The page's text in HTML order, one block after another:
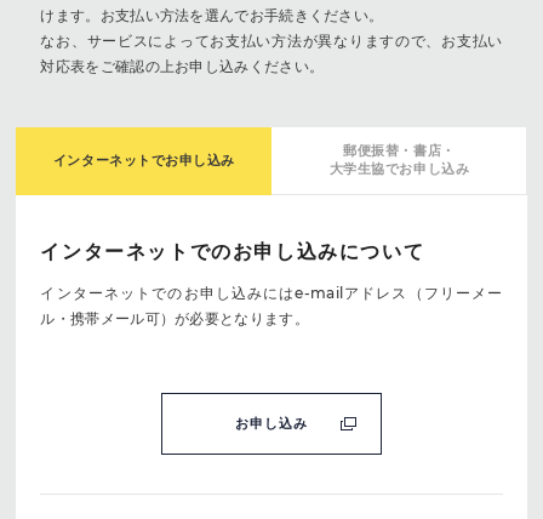
けます。お支払い方法を選んでお手続きください。
なお、サービスによってお支払い方法が異なりますので、お支払い
対応表をご確認の上お申し込みください。
インターネットでお申し込み
郵便振替・書店・
大学生協でお申し込み
インターネットでのお申し込みについて
インターネットでのお申し込みにはe-mailアドレス（フリーメー
ル・携帯メール可）が必要となります。
お申し込み